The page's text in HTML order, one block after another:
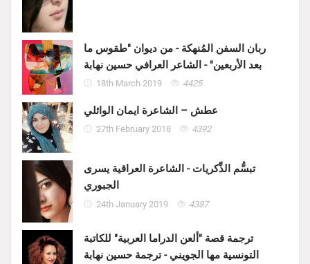
ربان السفن المُنهكة - من ديوان "طقوس ما
بعد الأربعين" - الشاعر العرافي حسين نهابة
18th March 2019 4425
عطش – الشاعرة ايمان الوائلي
27th February 2018 4392
تبسُّم الذِّكريات - الشاعرة العراقية يسرى
الجبوري
24th January 2019 4387
ترجمة قصة "ألعن الدراما العربية" للكاتبة
التونسية مها الجويني - ترجمة حسين نهابة